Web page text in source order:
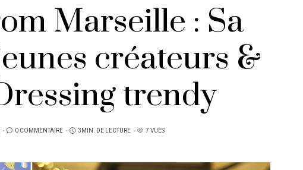
Marseille : Sa
créateurs &
trendy
0 COMMENTAIRE 3MIN. DE LECTURE 7 VUES